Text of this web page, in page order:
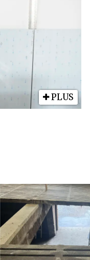
PLUS